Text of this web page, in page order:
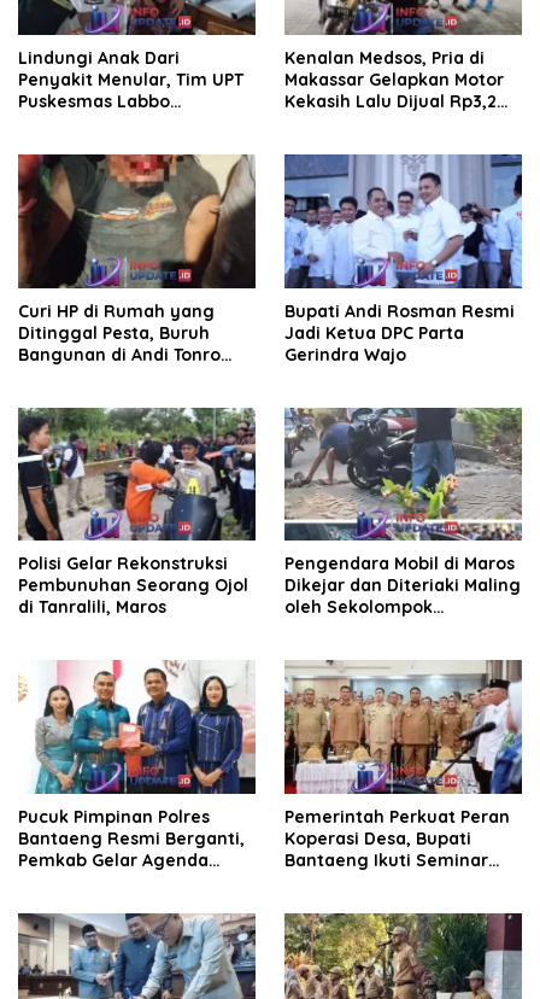
Lindungi Anak Dari
Penyakit Menular, Tim UPT
Puskesmas Labbo
Kenalan Medsos, Pria di
Makassar Gelapkan Motor
Kekasih Lalu Dijual Rp3,2
Curi HP di Rumah yang
Ditinggal Pesta, Buruh
Bangunan di Andi Tonro
Bupati Andi Rosman Resmi
Jadi Ketua DPC Parta
Gerindra Wajo
Polisi Gelar Rekonstruksi
Pembunuhan Seorang Ojol
di Tanralili, Maros
Pengendara Mobil di Maros
Dikejar dan Diteriaki Maling
oleh Sekolompok
Pucuk Pimpinan Polres
Bantaeng Resmi Berganti,
Pemkab Gelar Agenda
Pemerintah Perkuat Peran
Koperasi Desa, Bupati
Bantaeng Ikuti Seminar